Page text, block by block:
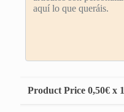
Product Price 0,50€ x 1